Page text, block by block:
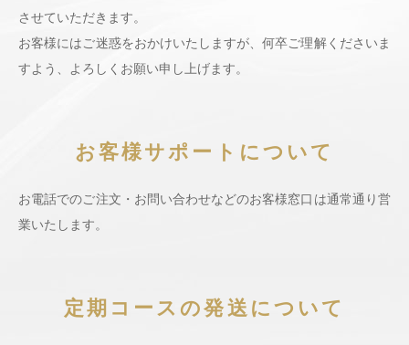
させていただきます。
お客様にはご迷惑をおかけいたしますが、何卒ご理解くださいま
すよう、よろしくお願い申し上げます。
お客様サポートについて
お電話でのご注文・お問い合わせなどのお客様窓口は通常通り営
業いたします。
定期コースの発送について